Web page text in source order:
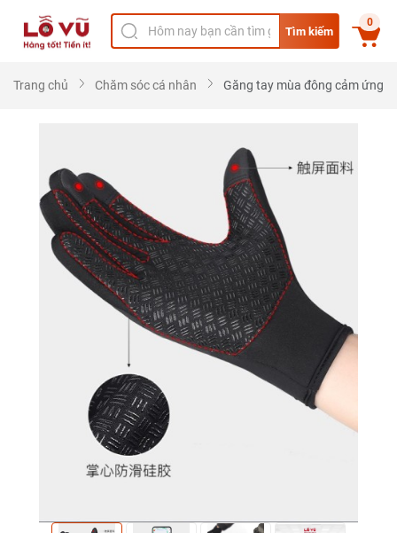
Tìm kiếm
0
Trang chủ Chăm sóc cá nhân Găng tay mùa đông cảm ứng